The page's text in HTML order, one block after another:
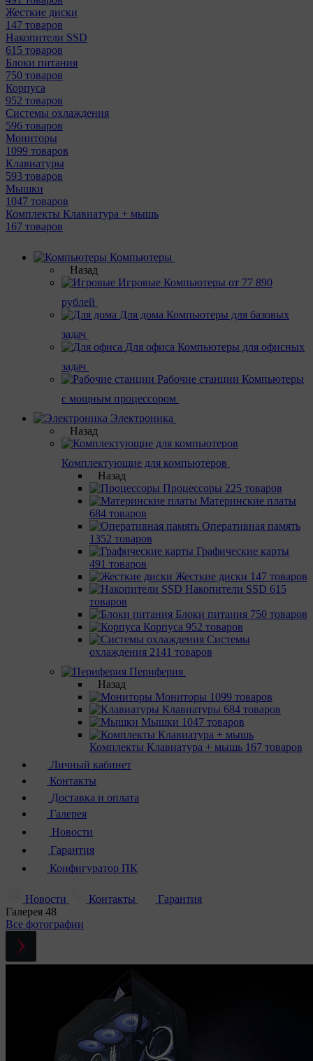
Жесткие диски
147 товаров
Накопители SSD
615 товаров
Блоки питания
750 товаров
Корпуса
952 товаров
Системы охлаждения
596 товаров
Мониторы
1099 товаров
Клавиатуры
593 товаров
Мышки
1047 товаров
Комплекты Клавиатура + мышь
167 товаров
Компьютеры
Назад
Игровые Компьютеры от 77 890
рублей
Для дома Компьютеры для базовых
задач
Для офиса Компьютеры для офисных
задач
Рабочие станции Компьютеры
с мощным процессором
Электроника
Назад
Комплектующие для компьютеров
Назад
Процессоры 225 товаров
Материнcкие платы
684 товаров
Оперативная память
1352 товаров
Графические карты
491 товаров
Жесткие диски 147 товаров
Накопители SSD 615
товаров
Блоки питания 750 товаров
Корпуса 952 товаров
Системы
охлаждения 2141 товаров
Периферия
Назад
Мониторы 1099 товаров
Клавиатуры 684 товаров
Мышки 1047 товаров
Комплекты Клавиатура + мышь 167 товаров
Личный кабинет
Контакты
Доставка и оплата
Галерея
Новости
Гарантия
Конфигуратор ПК
Новости Контакты
Гарантия
Галерея 48
Все фотографии